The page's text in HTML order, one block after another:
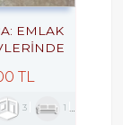
EMLAK
TL
3 1